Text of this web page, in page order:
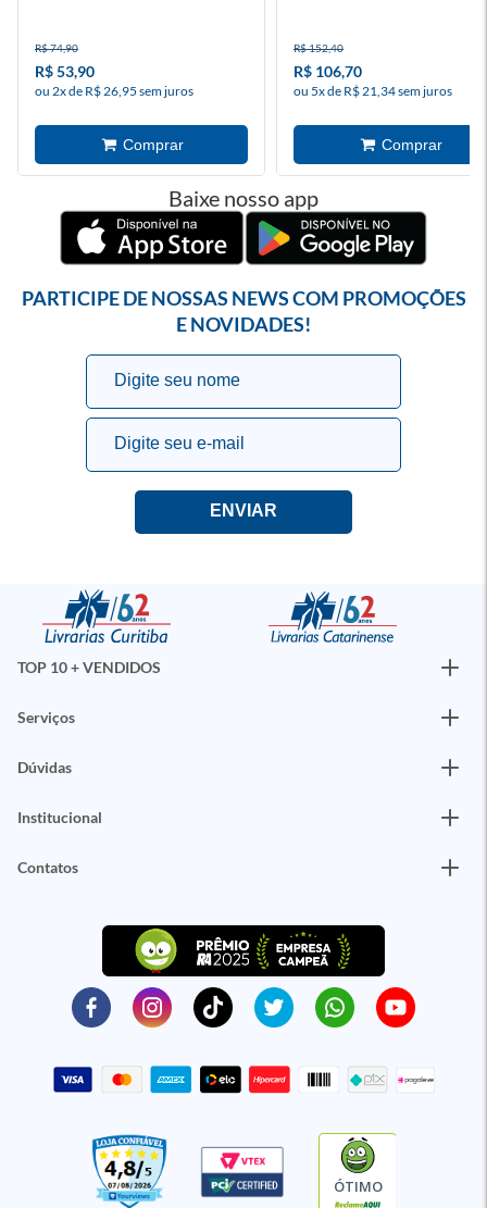
R$ 74,90
R$ 53,90
ou 2x de R$ 26,95 sem juros
R$ 152,40
R$ 106,70
ou 5x de R$ 21,34 sem juros
Baixe nosso app
PARTICIPE DE NOSSAS NEWS COM PROMOÇÕES
E NOVIDADES!
TOP 10 + VENDIDOS
Serviços
Dúvidas
Institucional
Contatos
ÓTIMO